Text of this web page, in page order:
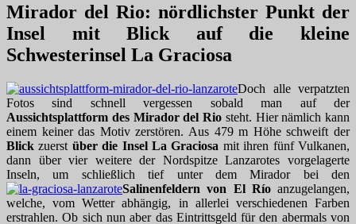
Mirador del Rio: nördlichster Punkt der
Insel mit Blick auf die kleine
Schwesterinsel La Graciosa
Doch alle verpatzten
Fotos sind schnell vergessen sobald man auf der
Aussichtsplattform des Mirador del Rio steht. Hier nämlich kann
einem keiner das Motiv zerstören. Aus 479 m Höhe schweift der
Blick zuerst über die Insel La Graciosa mit ihren fünf Vulkanen,
dann über vier weitere der Nordspitze Lanzarotes vorgelagerte
Inseln, um schließlich tief unter dem Mirador bei den
Salinenfeldern von El Ríoanzugelangen,
welche, vom Wetter abhängig, in allerlei verschiedenen Farben
erstrahlen. Ob sich nun aber das Eintrittsgeld für den abermals von